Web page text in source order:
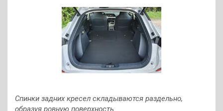
Спинки задних кресел складываются раздельно,
образуя ровную поверхность